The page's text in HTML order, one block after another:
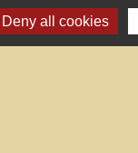
all cookies